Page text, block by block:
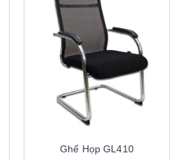
Ghế Họp GL410